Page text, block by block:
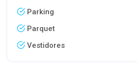
Parking
Parquet
Vestidores